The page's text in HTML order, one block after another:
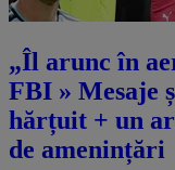
„Îl arunc în
FBI » Mesaje
hărțuit + un
de amenințări